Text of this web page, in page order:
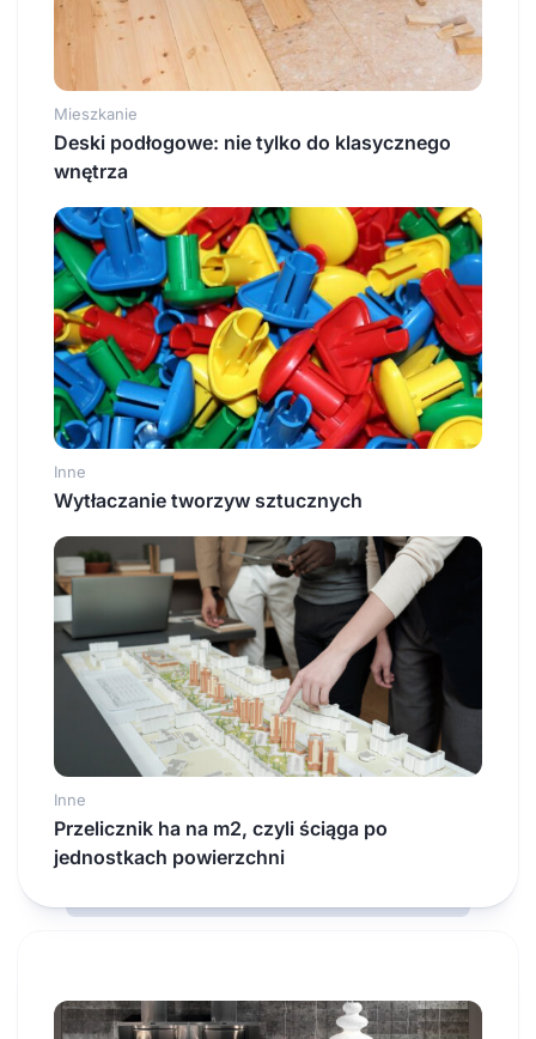
Mieszkanie
Deski podłogowe: nie tylko do klasycznego
wnętrza
Inne
Wytłaczanie tworzyw sztucznych
Inne
Przelicznik ha na m2, czyli ściąga po
jednostkach powierzchni